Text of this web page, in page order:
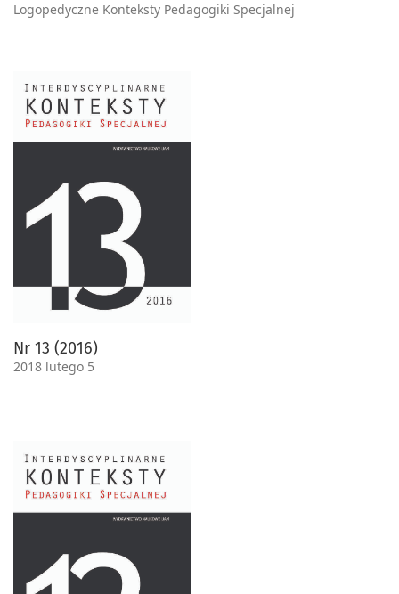
Logopedyczne Konteksty Pedagogiki Specjalnej
Nr 13 (2016)
2018 lutego 5